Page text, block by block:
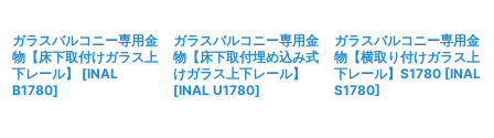
ガラスバルコニー専用金
物【床下取付けガラス上
下レール】
[INAL
B1780]
ガラスバルコニー専用金
物【床下取付埋め込み式
けガラス上下レール】
[INAL U1780]
ガラスバルコニー専用金
物【横取り付けガラス上
下レール】S1780 [INAL
S1780]